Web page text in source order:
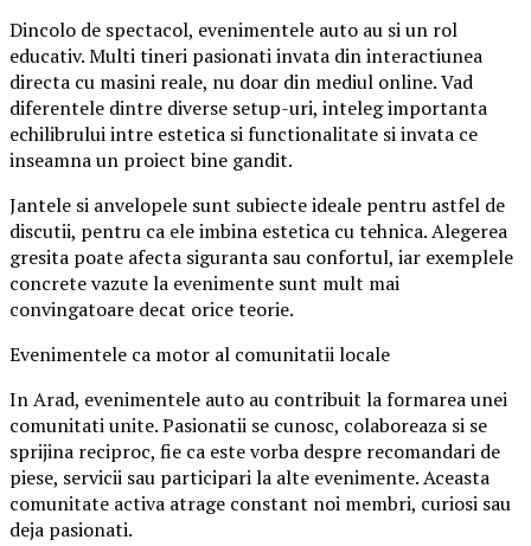
Dincolo de spectacol, evenimentele auto au si un rol
educativ. Multi tineri pasionati invata din interactiunea
directa cu masini reale, nu doar din mediul online. Vad
diferentele dintre diverse setup-uri, inteleg importanta
echilibrului intre estetica si functionalitate si invata ce
inseamna un proiect bine gandit.
Jantele si anvelopele sunt subiecte ideale pentru astfel de
discutii, pentru ca ele imbina estetica cu tehnica. Alegerea
gresita poate afecta siguranta sau confortul, iar exemplele
concrete vazute la evenimente sunt mult mai
convingatoare decat orice teorie.
Evenimentele ca motor al comunitatii locale
In Arad, evenimentele auto au contribuit la formarea unei
comunitati unite. Pasionatii se cunosc, colaboreaza si se
sprijina reciproc, fie ca este vorba despre recomandari de
piese, servicii sau participari la alte evenimente. Aceasta
comunitate activa atrage constant noi membri, curiosi sau
deja pasionati.